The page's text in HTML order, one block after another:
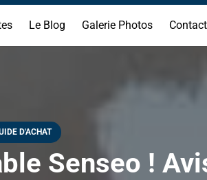
Le Blog Galerie Photos
D'ACHAT
Senseo !